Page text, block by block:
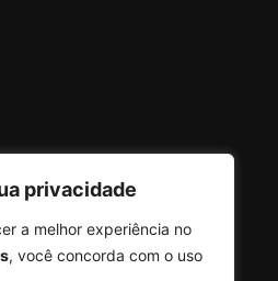
privacidade
a melhor experiência no
, você concorda com o uso